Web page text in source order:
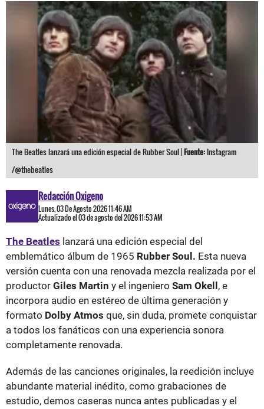
The Beatles lanzará una edición especial de Rubber Soul |Fuente: Instagram
/@thebeatles
Redacción Oxigeno
Lunes, 03 De Agosto 2026 11:46 AM
Actualizado el 03 de agosto del 2026 11:53 AM
The Beatles lanzará una edición especial del
emblemático álbum de 1965 Rubber Soul. Esta nueva
versión cuenta con una renovada mezcla realizada por el
productor Giles Martin y el ingeniero Sam Okell , e
incorpora audio en estéreo de última generación y
formato Dolby Atmos que, sin duda, promete conquistar
a todos los fanáticos con una experiencia sonora
completamente renovada.
Además de las canciones originales, la reedición incluye
abundante material inédito, como grabaciones de
estudio, demos caseras nunca antes publicadas y el